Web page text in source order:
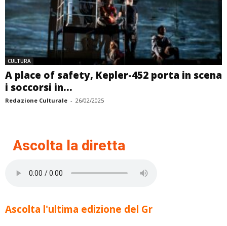
CULTURA
A place of safety, Kepler-452 porta in scena
i soccorsi in...
Redazione Culturale - 26/02/2025
Ascolta la diretta
Ascolta l'ultima edizione del Gr